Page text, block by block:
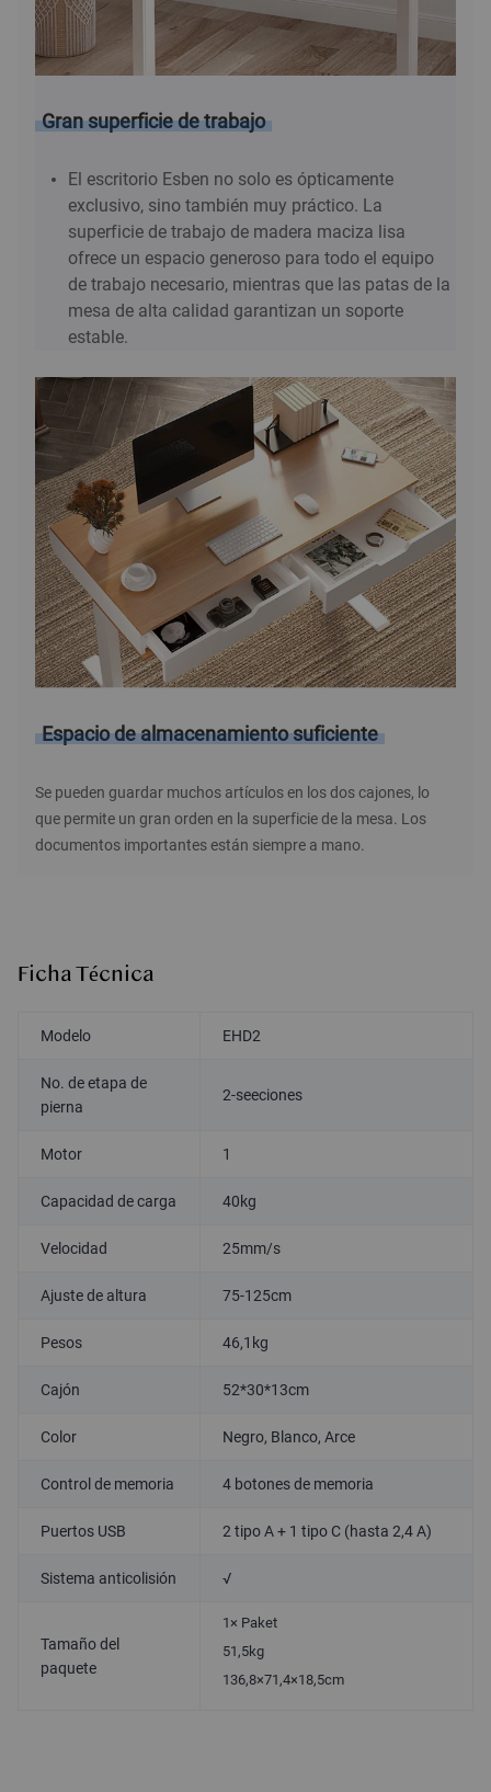
Gran superficie de trabajo
El escritorio Esben no solo es ópticamente
exclusivo, sino también muy práctico. La
superficie de trabajo de madera maciza lisa
ofrece un espacio generoso para todo el equipo
de trabajo necesario, mientras que las patas de la
mesa de alta calidad garantizan un soporte
estable.
Espacio de almacenamiento suficiente
Se pueden guardar muchos artículos en los dos cajones, lo
que permite un gran orden en la superficie de la mesa. Los
documentos importantes están siempre a mano.
Ficha Técnica
Modelo EHD2
No. de etapa de
pierna
2-seeciones
Motor 1
Capacidad de carga 40kg
Velocidad 25mm/s
Ajuste de altura 75-125cm
Pesos 46,1kg
Cajón 52*30*13cm
Color Negro, Blanco, Arce
Control de memoria 4 botones de memoria
Puertos USB 2 tipo A + 1 tipo C (hasta 2,4 A)
Sistema anticolisión √
Tamaño del
paquete
1× Paket
51,5kg
136,8×71,4×18,5cm